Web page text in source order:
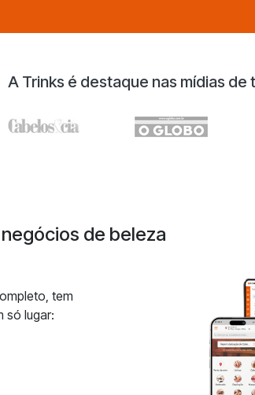
A Trinks é destaque nas mídias de
de beleza
tem
só lugar: